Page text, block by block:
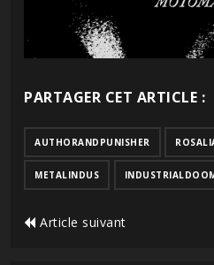
PARTAGER CET ARTICLE :
AUTHORANDPUNISHER
METALINDUS
Article suivant